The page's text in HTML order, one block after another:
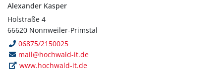
Alexander Kasper
Holstraße 4
66620 Nonnweiler-Primstal
06875/2150025
mail@hochwald-it.de
www.hochwald-it.de